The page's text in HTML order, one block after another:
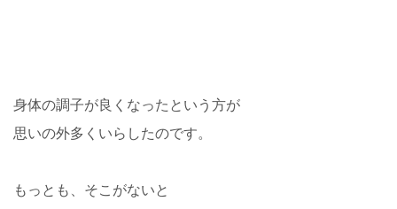
身体の調子が良くなったという方が
思いの外多くいらしたのです。
もっとも、そこがないと